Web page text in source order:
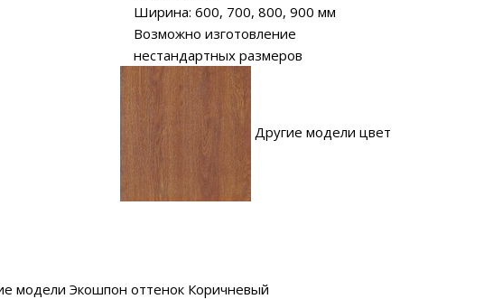
Ширина: 600, 700, 800, 900 мм
Возможно изготовление
нестандартных размеров
Другие модели цвет
модели Экошпон оттенок Коричневый